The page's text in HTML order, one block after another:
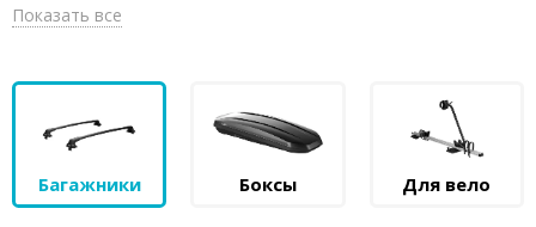
внедорожник без рейлингов
Показать все
Багажники Боксы Для вело